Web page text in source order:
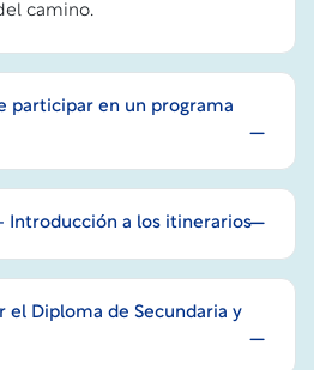
camino.
participar en un programa
Introducción a los itinerarios
el Diploma de Secundaria y